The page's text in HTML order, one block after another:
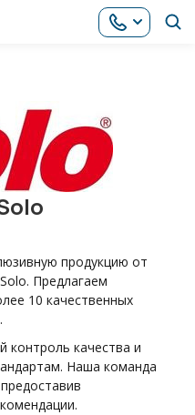
продукцию от
Предлагаем
10 качественных
контроль качества и
Наша команда